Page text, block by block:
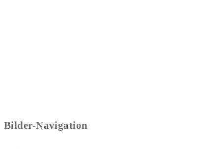
Bilder-Navigation